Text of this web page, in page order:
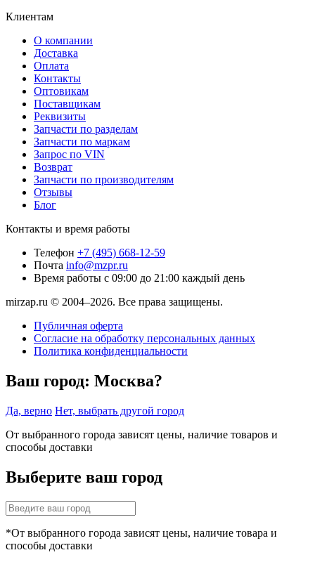
Клиентам
О компании
Доставка
Оплата
Контакты
Оптовикам
Поставщикам
Реквизиты
Запчасти по разделам
Запчасти по маркам
Запрос по VIN
Возврат
Запчасти по производителям
Отзывы
Блог
Контакты и время работы
Телефон +7 (495) 668-12-59
Почта info@mzpr.ru
Время работы с 09:00 до 21:00 каждый день
mirzap.ru © 2004–2026. Все права защищены.
Публичная оферта
Согласие на обработку персональных данных
Политика конфиденциальности
Ваш город: Москва?
Да, верно Нет, выбрать другой город
От выбранного города зависят цены, наличие товаров и
способы доставки
Выберите ваш город
*От выбранного города зависят цены, наличие товара и
способы доставки